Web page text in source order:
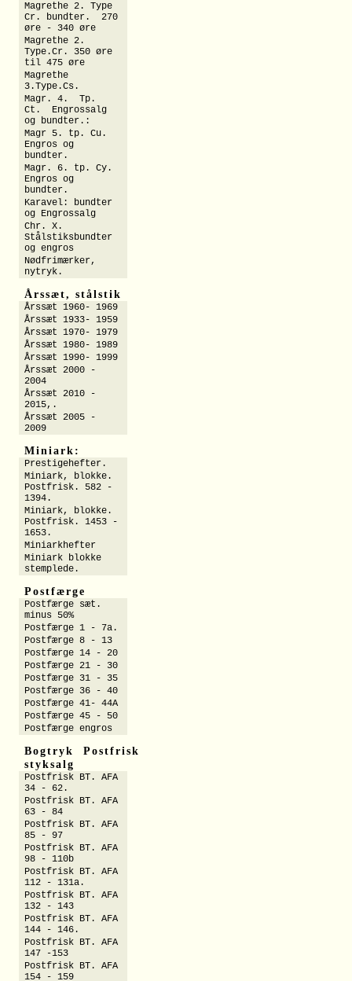
Magrethe 2. Type
Cr. bundter. 270
øre - 340 øre
Magrethe 2.
Type.Cr. 350 øre
til 475 øre
Magrethe
3.Type.Cs.
Magr. 4. Tp.
Ct. Engrossalg
og bundter.:
Magr 5. tp. Cu.
Engros og
bundter.
Magr. 6. tp. Cy.
Engros og
bundter.
Karavel: bundter
og Engrossalg
Chr. X.
Stålstiksbundter
og engros
Nødfrimærker,
nytryk.
Årssæt, stålstik
Årssæt 1960- 1969
Årssæt 1933- 1959
Årssæt 1970- 1979
Årssæt 1980- 1989
Årssæt 1990- 1999
Årssæt 2000 -
2004
Årssæt 2010 -
2015,.
Årssæt 2005 -
2009
Miniark:
Prestigehefter.
Miniark, blokke.
Postfrisk. 582 -
1394.
Miniark, blokke.
Postfrisk. 1453 -
1653.
Miniarkhefter
Miniark blokke
stemplede.
Postfærge
Postfærge sæt.
minus 50%
Postfærge 1 - 7a.
Postfærge 8 - 13
Postfærge 14 - 20
Postfærge 21 - 30
Postfærge 31 - 35
Postfærge 36 - 40
Postfærge 41- 44A
Postfærge 45 - 50
Postfærge engros
Bogtryk Postfrisk
styksalg
Postfrisk BT. AFA
34 - 62.
Postfrisk BT. AFA
63 - 84
Postfrisk BT. AFA
85 - 97
Postfrisk BT. AFA
98 - 110b
Postfrisk BT. AFA
112 - 131a.
Postfrisk BT. AFA
132 - 143
Postfrisk BT. AFA
144 - 146.
Postfrisk BT. AFA
147 -153
Postfrisk BT. AFA
154 - 159